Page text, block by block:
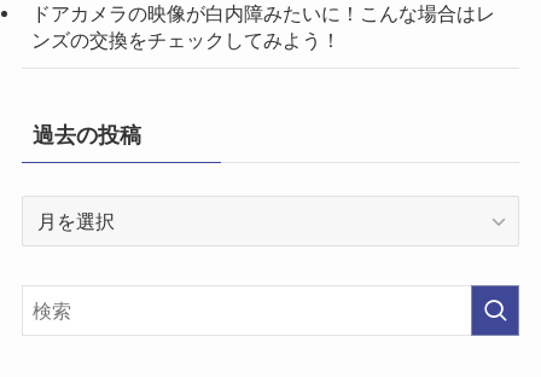
ドアカメラの映像が白内障みたいに！こんな場合はレ
ンズの交換をチェックしてみよう！
過去の投稿
投
稿